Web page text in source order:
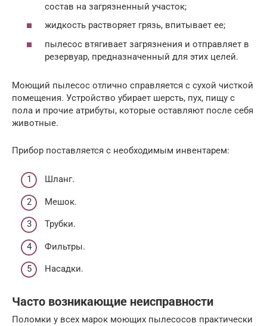
состав на загрязненный участок;
жидкость растворяет грязь, впитывает ее;
пылесос втягивает загрязнения и отправляет в
резервуар, предназначенный для этих целей.
Моющий пылесос отлично справляется с сухой чисткой
помещения. Устройство убирает шерсть, пух, пищу с
пола и прочие атрибуты, которые оставляют после себя
животные.
Прибор поставляется с необходимым инвентарем:
Шланг.
Мешок.
Трубки.
Фильтры.
Насадки.
Часто возникающие неисправности
Поломки у всех марок моющих пылесосов практически